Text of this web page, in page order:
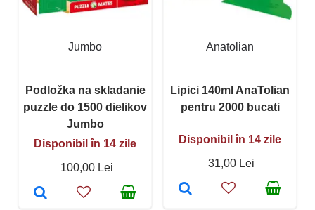
Jumbo
Podložka na skladanie
puzzle do 1500 dielikov
Jumbo
Disponibil în 14 zile
100,00 Lei
Anatolian
Lipici 140ml AnaTolian
pentru 2000 bucati
Disponibil în 14 zile
31,00 Lei